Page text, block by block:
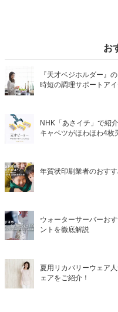
お
『天才ベジホルダー』
時短の調理サポートアイ
NHK「あさイチ」で紹
キャベツがほわほわ4枚
年賀状印刷業者のおす
ウォーターサーバーお
ントを徹底解説
夏用リカバリーウェア
ェアをご紹介！